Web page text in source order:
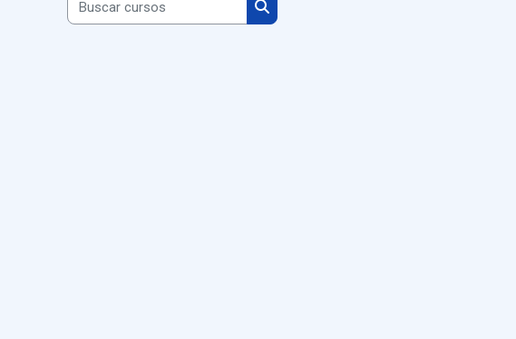
Buscar cursos
Buscar cursos